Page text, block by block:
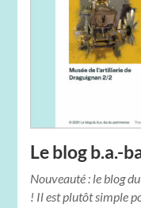
Le blog b.a.-
Nouveauté : le blog
! Il est plutôt simple